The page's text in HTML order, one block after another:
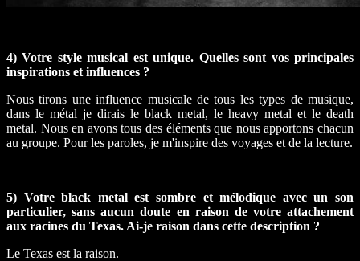
4) Votre style musical est unique. Quelles sont vos principales
inspirations et influences ?
Nous tirons une influence musicale de tous les types de musique,
dans le métal je dirais le black metal, le heavy metal et le death
metal. Nous en avons tous des éléments que nous apportons chacun
au groupe. Pour les paroles, je m'inspire des voyages et de la lecture.
5) Votre black metal est sombre et mélodique avec un son
particulier, sans aucun doute en raison de votre attachement
aux racines du Texas. Ai-je raison dans cette description ?
Le Texas est la raison.